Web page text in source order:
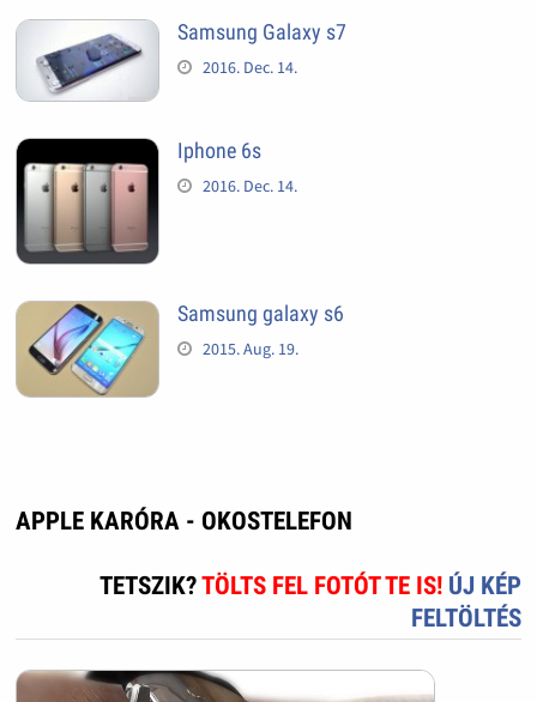
Samsung Galaxy s7
2016. Dec. 14.
Iphone 6s
2016. Dec. 14.
Samsung galaxy s6
2015. Aug. 19.
APPLE KARÓRA - OKOSTELEFON
TETSZIK?TÖLTS FEL FOTÓT TE IS! ÚJ KÉP
FELTÖLTÉS